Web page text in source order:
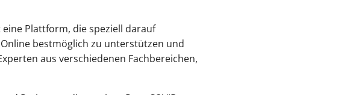
Plattform, die speziell darauf
bestmöglich zu unterstützen und
aus verschiedenen Fachbereichen,